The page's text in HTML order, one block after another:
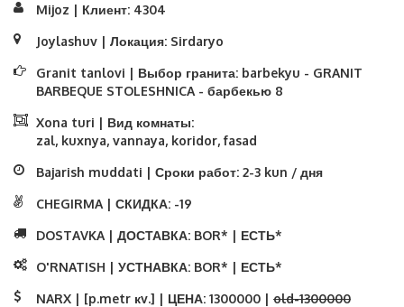
Mijoz | Клиент: 4304
Joylashuv | Локация: Sirdaryo
Granit tanlovi | Выбор гранита: barbekyu - GRANIT
BARBEQUE STOLESHNICA - барбекью 8
Xona turi | Вид комнаты:
zal, kuxnya, vannaya, koridor, fasad
Bajarish muddati | Сроки работ: 2-3 kun / дня
CHEGIRMA | СКИДКА: -19
DOSTAVKA | ДОСТАВКА: BOR* | ЕСТЬ*
O'RNATISH | УСТНАВКА: BOR* | ЕСТЬ*
NARX | [p.metr кv.] | ЦЕНА: 1300000 | old-1300000